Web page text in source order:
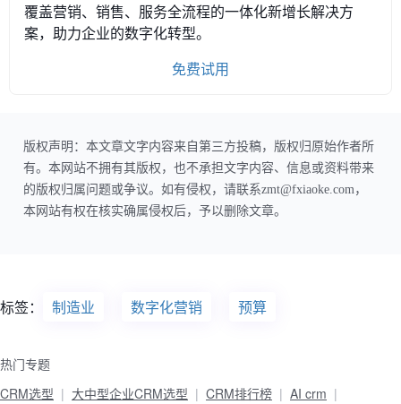
覆盖营销、销售、服务全流程的一体化新增长解决方
案，助力企业的数字化转型。
免费试用
版权声明：本文章文字内容来自第三方投稿，版权归原始作者所
有。本网站不拥有其版权，也不承担文字内容、信息或资料带来
的版权归属问题或争议。如有侵权，请联系zmt@fxiaoke.com，
本网站有权在核实确属侵权后，予以删除文章。
标签： 制造业 数字化营销 预算
热门专题
CRM选型
大中型企业CRM选型 CRM排行榜
AI crm